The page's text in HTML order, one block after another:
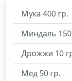
Мука 400 гр.
Миндаль 150
Дрожжи 10
Мед 50 гр.